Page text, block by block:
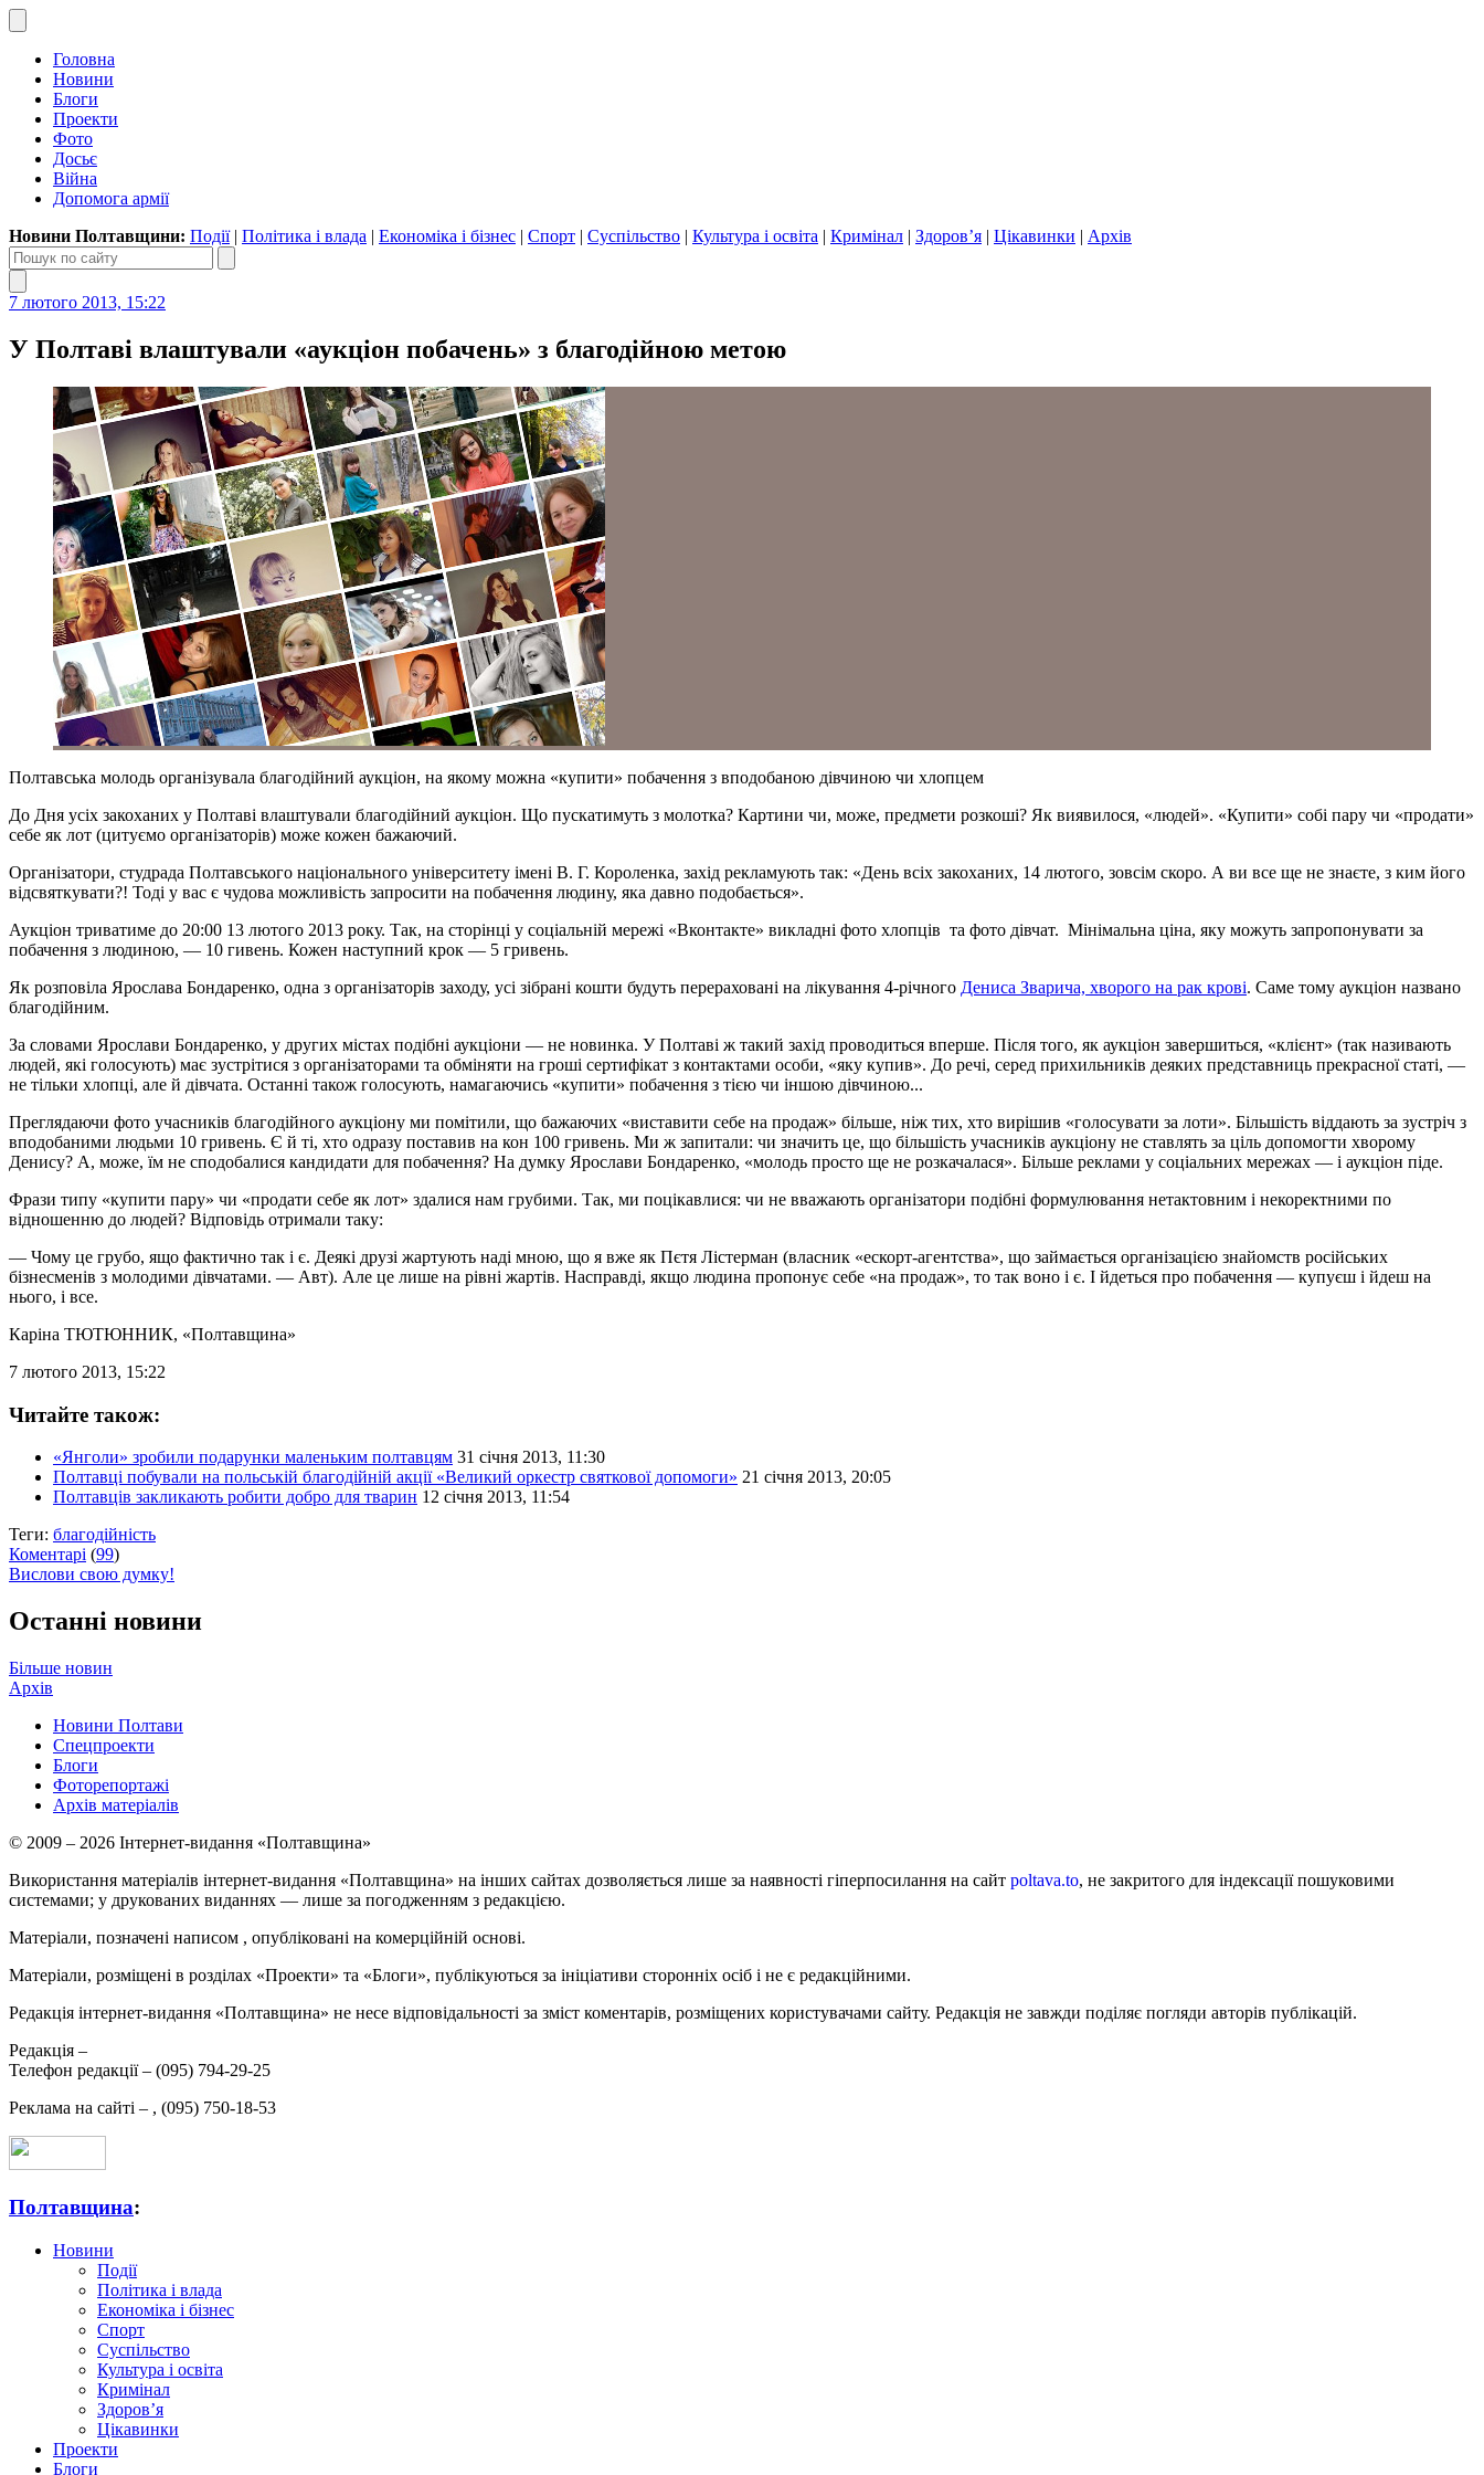
Головна
Новини
Блоги
Проекти
Фото
Досьє
Війна
Допомога армії
Новини Полтавщини: Події| Політика і влада | Економіка і бізнес | Спорт | Суспільство | Культура і освіта | Кримінал | Здоров’я | Цікавинки | Архів
7 лютого 2013, 15:22
У Полтаві влаштували «аукціон побачень» з благодійною метою
Полтавська молодь організувала благодійний аукціон, на якому можна «купити» побачення з вподобаною дівчиною чи хлопцем
До Дня усіх закоханих у Полтаві влаштували благодійний аукціон. Що пускатимуть з молотка? Картини чи, може, предмети розкоші? Як виявилося, «людей». «Купити» собі пару чи «продати»
себе як лот (цитуємо організаторів) може кожен бажаючий.
Організатори, студрада Полтавського національного університету імені В. Г. Короленка, захід рекламують так: «День всіх закоханих, 14 лютого, зовсім скоро. А ви все ще не знаєте, з ким його
відсвяткувати?! Тоді у вас є чудова можливість запросити на побачення людину, яка давно подобається».
Аукціон триватиме до 20:00 13 лютого 2013 року. Так, на сторінці у соціальній мережі «Вконтакте» викладні фото хлопців та фото дівчат. Мінімальна ціна, яку можуть запропонувати за
побачення з людиною, — 10 гивень. Кожен наступний крок — 5 гривень.
Як розповіла Ярослава Бондаренко, одна з організаторів заходу, усі зібрані кошти будуть перераховані на лікування 4-річного Дениса Зварича, хворого на рак крові. Саме тому аукціон названо
благодійним.
За словами Ярослави Бондаренко, у других містах подібні аукціони — не новинка. У Полтаві ж такий захід проводиться вперше. Після того, як аукціон завершиться, «клієнт» (так називають
людей, які голосують) має зустрітися з організаторами та обміняти на гроші сертифікат з контактами особи, «яку купив». До речі, серед прихильників деяких представниць прекрасної статі, —
не тільки хлопці, але й дівчата. Останні також голосують, намагаючись «купити» побачення з тією чи іншою дівчиною...
Преглядаючи фото учасників благодійного аукціону ми помітили, що бажаючих «виставити себе на продаж» більше, ніж тих, хто вирішив «голосувати за лоти». Більшість віддають за зустріч з
вподобаними людьми 10 гривень. Є й ті, хто одразу поставив на кон 100 гривень. Ми ж запитали: чи значить це, що більшість учасників аукціону не ставлять за ціль допомогти хворому
Денису? А, може, їм не сподобалися кандидати для побачення? На думку Ярослави Бондаренко, «молодь просто ще не розкачалася». Більше реклами у соціальних мережах — і аукціон піде.
Фрази типу «купити пару» чи «продати себе як лот» здалися нам грубими. Так, ми поцікавлися: чи не вважають організатори подібні формулювання нетактовним і некоректними по
відношенню до людей? Відповідь отримали таку:
— Чому це грубо, ящо фактично так і є. Деякі друзі жартують наді мною, що я вже як Пєтя Лістерман (власник «ескорт-агентства», що займається організацією знайомств російських
бізнесменів з молодими дівчатами. — Авт). Але це лише на рівні жартів. Насправді, якщо людина пропонує себе «на продаж», то так воно і є. І йдеться про побачення — купуєш і йдеш на
нього, і все.
Каріна ТЮТЮННИК, «Полтавщина»
7 лютого 2013, 15:22
Читайте також:
«Янголи» зробили подарунки маленьким полтавцям 31 січня 2013, 11:30
Полтавці побували на польській благодійній акції «Великий оркестр святкової допомоги» 21 січня 2013, 20:05
Полтавців закликають робити добро для тварин 12 січня 2013, 11:54
Теги: благодійність
Коментарі (99)
Вислови свою думку!
Останні новини
Більше новин
Архів
Новини Полтави
Спецпроекти
Блоги
Фоторепортажі
Архів матеріалів
© 2009 – 2026 Інтернет-видання «Полтавщина»
Використання матеріалів інтернет-видання «Полтавщина» на інших сайтах дозволяється лише за наявності гіперпосилання на сайт poltava.to, не закритого для індексації пошуковими
системами; у друкованих виданнях — лише за погодженням з редакцією.
Матеріали, позначені написом , опубліковані на комерційній основі.
Матеріали, розміщені в розділах «Проекти» та «Блоги», публікуються за ініціативи сторонніх осіб і не є редакційними.
Редакція інтернет-видання «Полтавщина» не несе відповідальності за зміст коментарів, розміщених користувачами сайту. Редакція не завжди поділяє погляди авторів публікацій.
Редакція –
Телефон редакції – (095) 794-29-25
Реклама на сайті – , (095) 750-18-53
Полтавщина:
Новини
Події
Політика і влада
Економіка і бізнес
Спорт
Суспільство
Культура і освіта
Кримінал
Здоров’я
Цікавинки
Проекти
Блоги